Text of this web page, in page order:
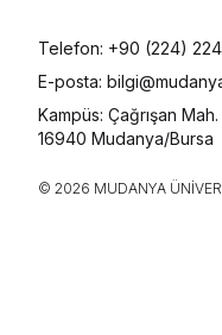
Telefon: +90 (224)
E-posta:
Kampüs: Çağrışan
16940 Mudanya/Bursa
© 2026 MUDANYA